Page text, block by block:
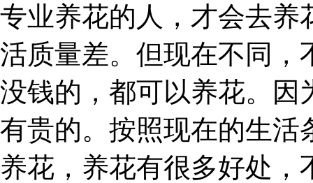
专业养花的人，才会去养
活质量差。但现在不同，
没钱的，都可以养花。因
有贵的。按照现在的生活
养花，养花有很多好处